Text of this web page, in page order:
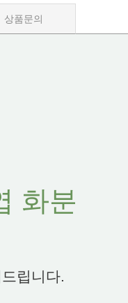
상품문의
화분
립니다.